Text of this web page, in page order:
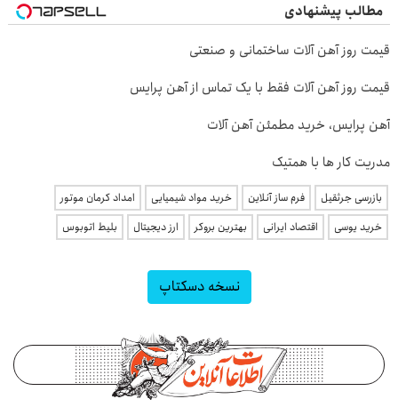
مطالب پیشنهادی
قیمت روز آهن آلات ساختمانی و صنعتی
قیمت روز آهن آلات فقط با یک تماس از آهن پرایس
آهن پرایس، خرید مطمئن آهن آلات
مدریت کار ها با همتیک
بازرسی جرثقیل فرم ساز آنلاین خرید مواد شیمیایی
امداد کرمان موتور
خرید یوسی
اقتصاد ایرانی بهترین بروکر ارز دیجیتال بلیط اتوبوس
نسخه دسکتاپ